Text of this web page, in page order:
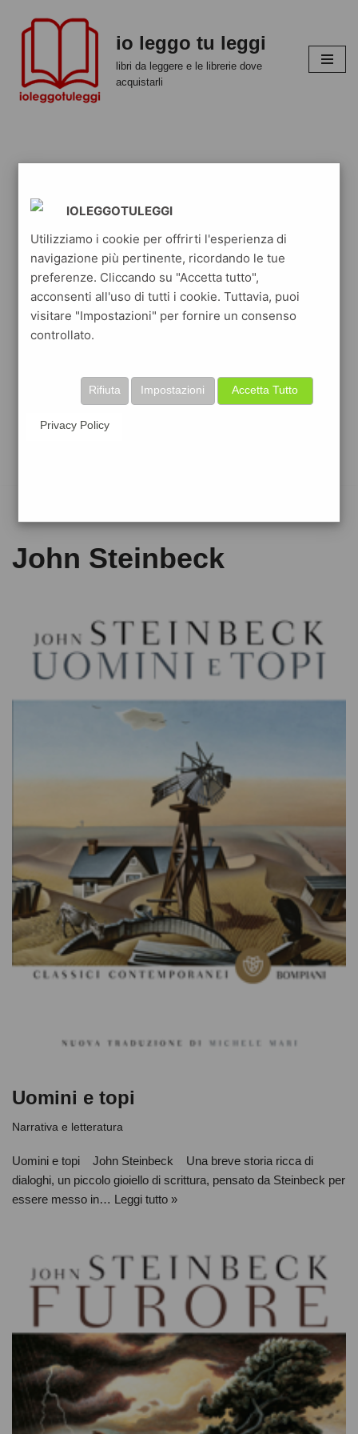
contenuto
io leggo tu leggi
libri da leggere e le librerie dove
acquistarli
John Steinbeck
Uomini e topi
Narrativa e letteratura
Uomini e topi John Steinbeck Una breve storia ricca di
dialoghi, un piccolo gioiello di scrittura, pensato da Steinbeck per
essere messo in… Leggi tutto »
IOLEGGOTULEGGI
Utilizziamo i cookie per offrirti l'esperienza di
navigazione più pertinente, ricordando le tue
preferenze. Cliccando su "Accetta tutto",
acconsenti all'uso di tutti i cookie. Tuttavia, puoi
visitare "Impostazioni" per fornire un consenso
controllato.
Accetta Tutto
Impostazioni
Rifiuta
Privacy Policy